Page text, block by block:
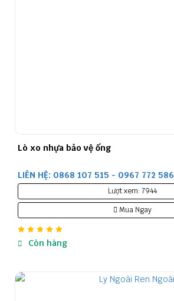
Lò xo nhựa bảo vệ ống
LIÊN HỆ: 0868 107 515 - 0967 772 586
Lượt xem: 7944
Mua Ngay
Còn hàng